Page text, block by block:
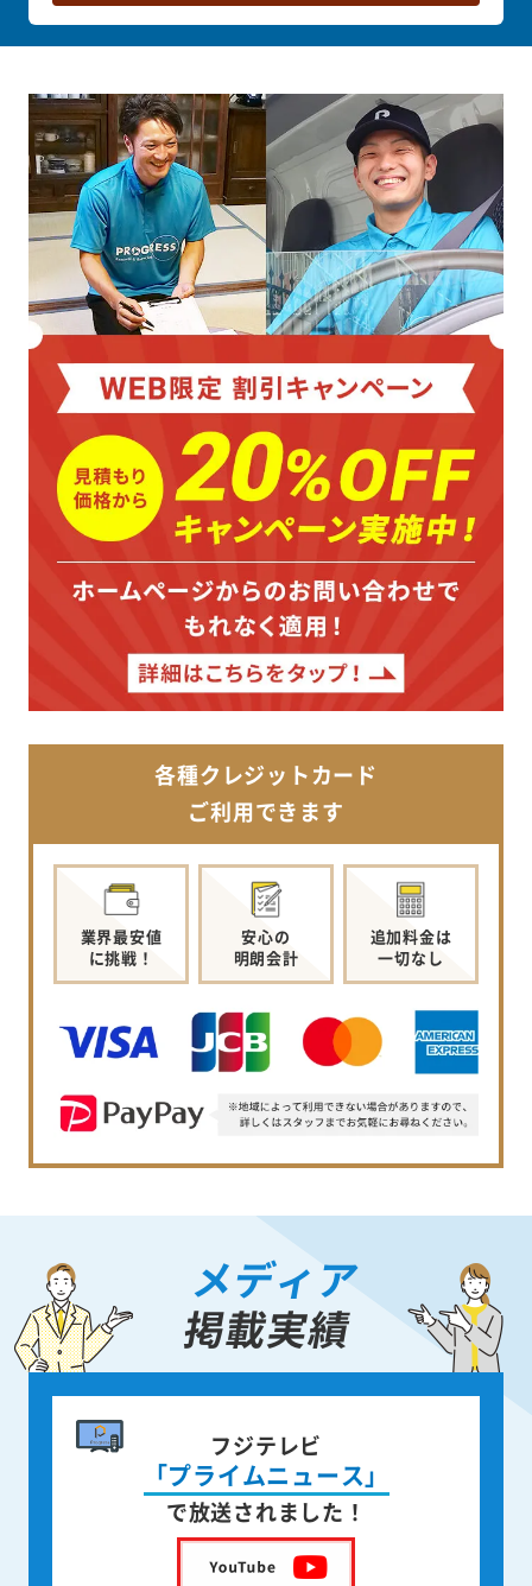
各種クレジットカード
ご利用できます
業界最安値
に挑戦！
安心の
明朗会計
追加料金は
一切なし
メディア
掲載実績
書籍出版
身近な人が
亡くなった後の遺品整理
を出版しました！